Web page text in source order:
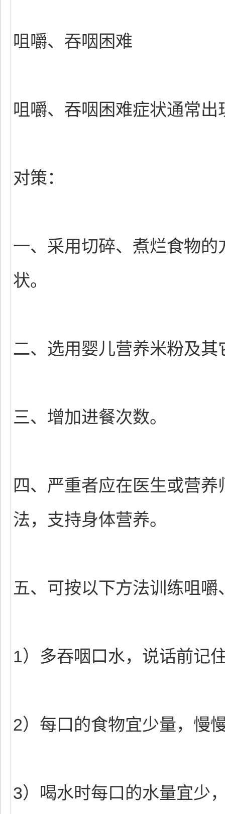
咀嚼、吞咽困难
咀嚼、吞咽困难症状通常
对策：
一、采用切碎、煮烂食物
状。
二、选用婴儿营养米粉及
三、增加进餐次数。
四、严重者应在医生或营
法，支持身体营养。
五、可按以下方法训练咀嚼
1）多吞咽口水，说话前记
2）每口的食物宜少量，慢
3）喝水时每口的水量宜少